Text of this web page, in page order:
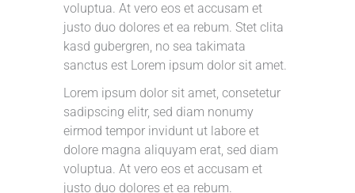
voluptua. At vero eos et accusam et
justo duo dolores et ea rebum. Stet clita
kasd gubergren, no sea takimata
sanctus est Lorem ipsum dolor sit amet.
Lorem ipsum dolor sit amet, consetetur
sadipscing elitr, sed diam nonumy
eirmod tempor invidunt ut labore et
dolore magna aliquyam erat, sed diam
voluptua. At vero eos et accusam et
justo duo dolores et ea rebum.